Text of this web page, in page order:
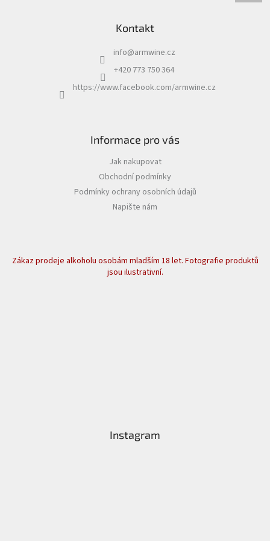
Kontakt
info@armwine.cz
+420 773 750 364
https://www.facebook.com/armwine.cz
Informace pro vás
Jak nakupovat
Obchodní podmínky
Podmínky ochrany osobních údajů
Napište nám
Zákaz prodeje alkoholu osobám mladším 18 let. Fotografie produktů
jsou ilustrativní.
Instagram